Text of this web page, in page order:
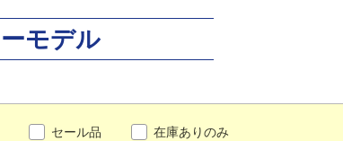
モデル
セール品 在庫ありのみ